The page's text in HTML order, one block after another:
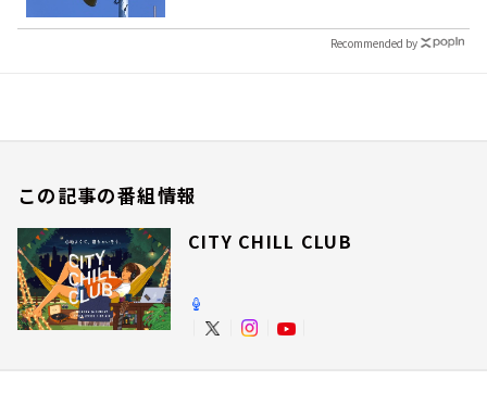
Recommended by
この記事の番組情報
CITY CHILL CLUB